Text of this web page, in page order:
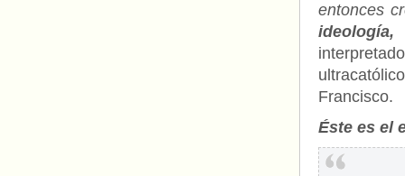
entonces
Francisco.
Éste es el